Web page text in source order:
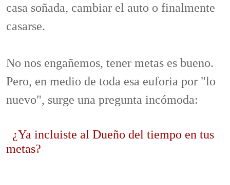
casa soñada, cambiar el auto o finalmente
casarse.
No nos engañemos, tener metas es bueno.
Pero, en medio de toda esa euforia por "lo
nuevo", surge una pregunta incómoda:
¿Ya incluiste al Dueño del tiempo en tus
metas?